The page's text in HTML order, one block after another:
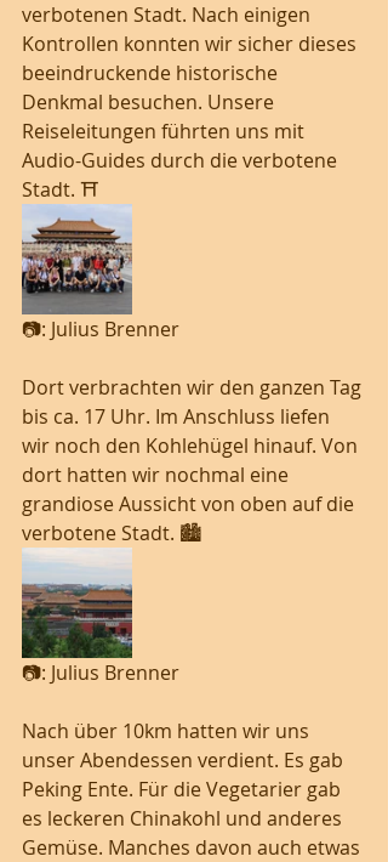
verbotenen Stadt. Nach einigen
Kontrollen konnten wir sicher dieses
beeindruckende historische
Denkmal besuchen. Unsere
Reiseleitungen führten uns mit
Audio-Guides durch die verbotene
Stadt. ⛩️
📷: Julius Brenner
Dort verbrachten wir den ganzen Tag
bis ca. 17 Uhr. Im Anschluss liefen
wir noch den Kohlehügel hinauf. Von
dort hatten wir nochmal eine
grandiose Aussicht von oben auf die
verbotene Stadt. 🏙️
📷: Julius Brenner
Nach über 10km hatten wir uns
unser Abendessen verdient. Es gab
Peking Ente. Für die Vegetarier gab
es leckeren Chinakohl und anderes
Gemüse. Manches davon auch etwas